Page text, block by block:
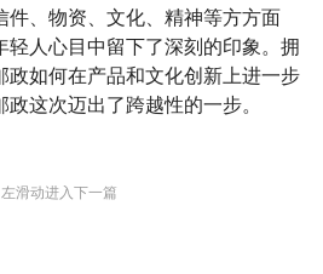
件、物资、文化、精神等方方面
轻人心目中留下了深刻的印象。拥
政如何在产品和文化创新上进一步
这次迈出了跨越性的一步。
左滑动进入下一篇